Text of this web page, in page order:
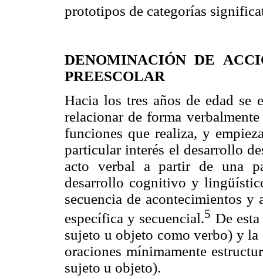
prototipos de categorías
DENOMINACIÓN DE
PREESCOLAR
Hacia los tres años de edad se
relacionar de forma
funciones que realiza, y
particular interés el desarrollo
acto verbal a partir de una
desarrollo cognitivo y
secuencia de acontecimientos
específica y secuencial.5 De
sujeto u objeto como verbo) y
oraciones mínimamente
sujeto u objeto).